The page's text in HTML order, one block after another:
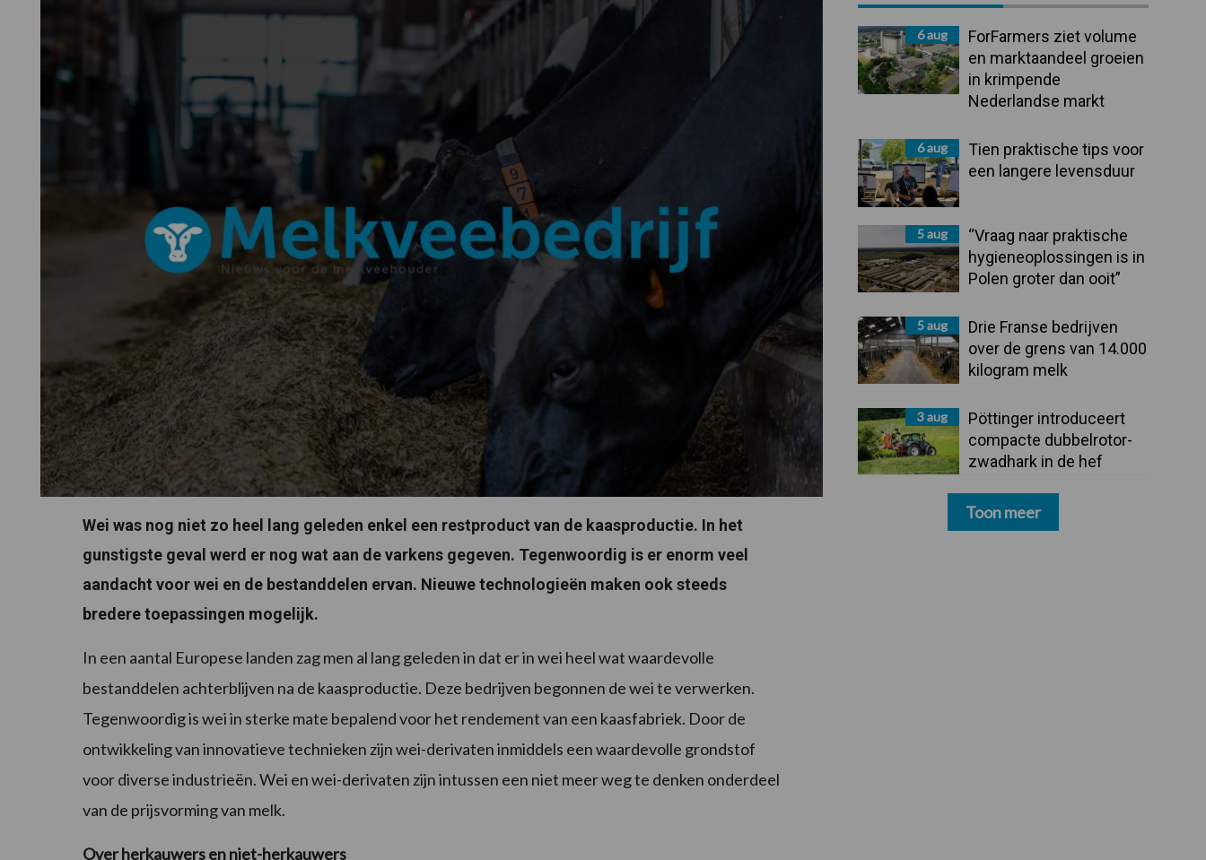
Wei was nog niet zo heel lang geleden enkel een restproduct van de kaasproductie. In het
gunstigste geval werd er nog wat aan de varkens gegeven. Tegenwoordig is er enorm veel
aandacht voor wei en de bestanddelen ervan. Nieuwe technologieën maken ook steeds
bredere toepassingen mogelijk.
In een aantal Europese landen zag men al lang geleden in dat er in wei heel wat waardevolle
bestanddelen achterblijven na de kaasproductie. Deze bedrijven begonnen de wei te verwerken.
Tegenwoordig is wei in sterke mate bepalend voor het rendement van een kaasfabriek. Door de
ontwikkeling van innovatieve technieken zijn wei-derivaten inmiddels een waardevolle grondstof
voor diverse industrieën. Wei en wei-derivaten zijn intussen een niet meer weg te denken onderdeel
van de prijsvorming van melk.
Over herkauwers en niet-herkauwers
Sidebar6 aug
ForFarmers ziet volume
en marktaandeel groeien
in krimpende
Nederlandse markt
6 aug
Tien praktische tips voor
een langere levensduur
5 aug
“Vraag naar praktische
hygieneoplossingen is in
Polen groter dan ooit”
5 aug
Drie Franse bedrijven
over de grens van 14.000
kilogram melk
3 aug
Pöttinger introduceert
compacte dubbelrotor-
zwadhark in de hef
Toon meer